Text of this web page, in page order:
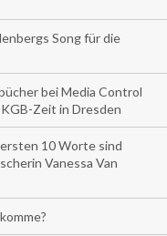
Song für die
bei Media Control
Zeit in Dresden
10 Worte sind
Vanessa Van